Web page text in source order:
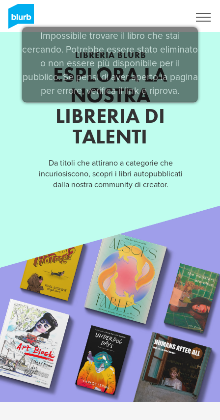
Impossibile trovare il libro che stai
cercando. Potrebbe essere stato eliminato
o non essere più disponibile per il
pubblico. Se pensi di aver aperto la pagina
per errore, verifica il link e riprova.
LIBRERIA BLURB
ESPLORA LA
NOSTRA
LIBRERIA DI
TALENTI
Da titoli che attirano a categorie che
incuriosiscono, scopri i libri autopubblicati
dalla nostra community di creator.